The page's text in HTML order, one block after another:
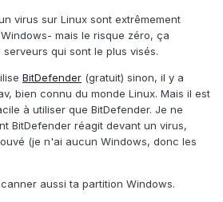
virus sur Linux sont extrêmement
mais le risque zéro, ça
qui sont le plus visés.
BitDefender (gratuit) sinon, il y a
bien connu du monde Linux. Mais il est
à utiliser que BitDefender. Je ne
BitDefender réagit devant un virus,
(je n'ai aucun Windows, donc les
aussi ta partition Windows.